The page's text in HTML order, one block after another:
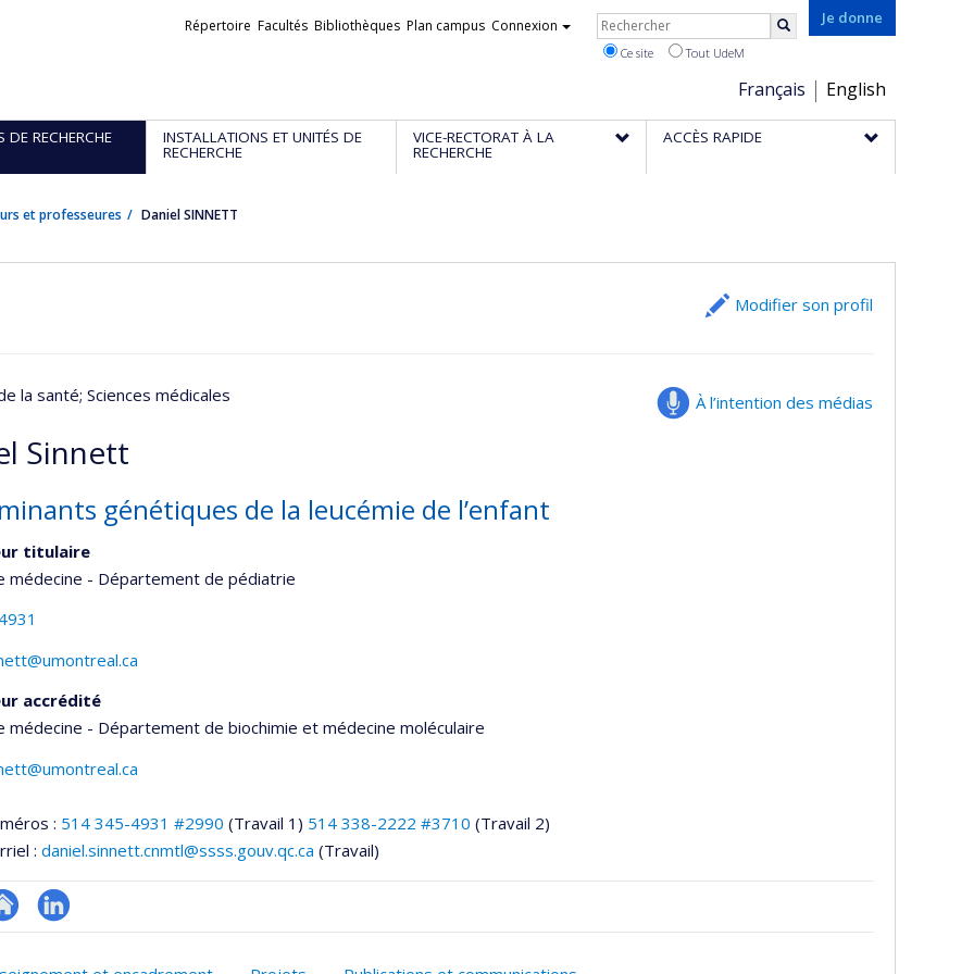
Je donne
Choix
de
la
Français English
Liens
Répertoire Facultés Bibliothèques Plan campus Connexion Rechercher
Ce site Tout UdeM
DE RECHERCHE INSTALLATIONS ET UNITÉS DE
RECHERCHE
VICE-RECTORAT À LA
RECHERCHE
ACCÈS RAPIDE
et professeures Daniel SINNETT
Modifier son profil
À l’intention des médias
la santé; Sciences médicales
Sinnett
génétiques de la leucémie de l’enfant
titulaire
médecine - Département de pédiatrie
accrédité
médecine - Département de biochimie et médecine moléculaire
: 514 345-4931 #2990 (Travail 1) 514 338-2222 #3710 (Travail 2)
: daniel.sinnett.cnmtl@ssss.gouv.qc.ca (Travail)
LinkedIn